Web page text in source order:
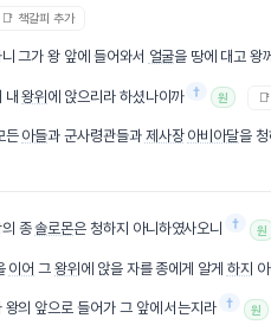
📑 책갈피 추가
그가 왕 앞에 들어와서 얼굴을 땅에 대고 왕
내왕위 에 앉으리라 하셨나이까 † 원
든아들과 군사령관들과 제사장 아비아달을 청
의 종솔로몬은 청하지 아니하였사오니 † 원
이어 그왕위 에 앉을 자를 종에게 알게 하지
의 앞으로 들어가 그 앞에 서는지라 † 원